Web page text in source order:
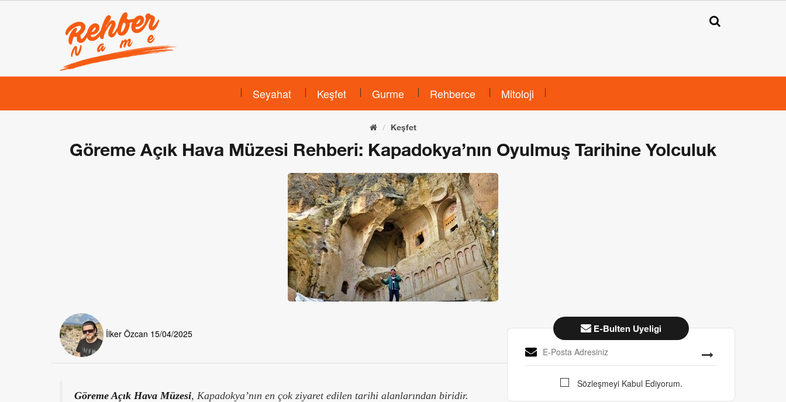
Seyahat Keşfet Gurme Rehberce Mitoloji
Keşfet
Göreme Açık Hava Müzesi Rehberi: Kapadokya’nın Oyulmuş Tarihine Yolculuk
İlker Özcan 15/04/2025
Göreme Açık Hava Müzesi, Kapadokya’nın en çok ziyaret edilen tarihi alanlarından biridir.
E-Bulten Uyeligi
Sözleşmeyi Kabul Ediyorum.